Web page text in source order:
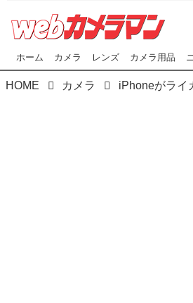
ホーム カメラ レンズ カメラ用品
HOME カメラ